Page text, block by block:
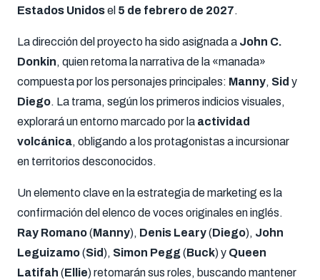
Estados Unidosel 5 de febrero de 2027.
La dirección del proyecto ha sido asignada a John C.
Donkin, quien retoma la narrativa de la «manada»
compuesta por los personajes principales: Manny, Sid y
Diego. La trama, según los primeros indicios visuales,
explorará un entorno marcado por la actividad
volcánica, obligando a los protagonistas a incursionar
en territorios desconocidos.
Un elemento clave en la estrategia de marketing es la
confirmación del elenco de voces originales en inglés.
Ray Romano(Manny), Denis Leary(Diego), John
Leguizamo(Sid), Simon Pegg(Buck) y Queen
Latifah (Ellie) retomarán sus roles, buscando mantener